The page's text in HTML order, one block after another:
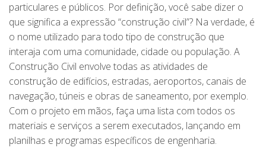
particulares e públicos. Por definição, você sabe dizer o
que significa a expressão “construção civil”? Na verdade, é
o nome utilizado para todo tipo de construção que
interaja com uma comunidade, cidade ou população. A
Construção Civil envolve todas as atividades de
construção de edifícios, estradas, aeroportos, canais de
navegação, túneis e obras de saneamento, por exemplo.
Com o projeto em mãos, faça uma lista com todos os
materiais e serviços a serem executados, lançando em
planilhas e programas específicos de engenharia.